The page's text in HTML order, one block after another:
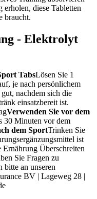
erholen, diese Tabletten
braucht.
- Elektrolyt
TabsLösen Sie 1
je nach persönlichem
nachdem sich die
einsatzbereit ist.
Verwenden Sie vor dem
30 Minuten vor dem
dem SportTrinken Sie
ist
Überschreiten
Sie Fragen zu
bitte an unseren
BV | Lageweg 28 |